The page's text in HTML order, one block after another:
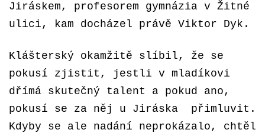
Jiráskem, profesorem gymnázia v Žitné
ulici, kam docházel právě Viktor Dyk.
Klášterský okamžitě slíbil, že se
pokusí zjistit, jestli v mladíkovi
dřímá skutečný talent a pokud ano,
pokusí se za něj u Jiráska přimluvit.
Kdyby se ale nadání neprokázalo, chtěl